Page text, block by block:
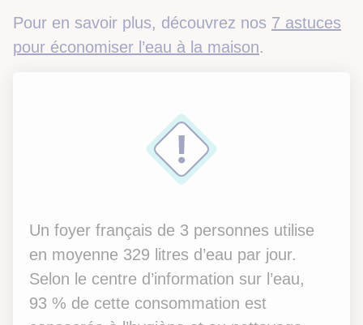
Pour en savoir plus, découvrez nos 7 astuces
pour économiser l’eau à la maison.
Un foyer français de 3 personnes utilise
en moyenne 329 litres d’eau par jour.
Selon le centre d’information sur l’eau,
93 % de cette consommation est